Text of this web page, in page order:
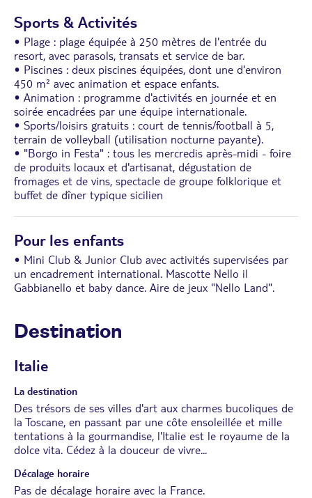
Sports & Activités
• Plage : plage équipée à 250 mètres de l'entrée du
resort, avec parasols, transats et service de bar.
• Piscines : deux piscines équipées, dont une d'environ
450 m² avec animation et espace enfants.
• Animation : programme d'activités en journée et en
soirée encadrées par une équipe internationale.
• Sports/loisirs gratuits : court de tennis/football à 5,
terrain de volleyball (utilisation nocturne payante).
• "Borgo in Festa" : tous les mercredis après-midi - foire
de produits locaux et d'artisanat, dégustation de
fromages et de vins, spectacle de groupe folklorique et
buffet de dîner typique sicilien
Pour les enfants
• Mini Club & Junior Club avec activités supervisées par
un encadrement international. Mascotte Nello il
Gabbianello et baby dance. Aire de jeux "Nello Land".
Destination
Italie
La destination
Des trésors de ses villes d'art aux charmes bucoliques de
la Toscane, en passant par une côte ensoleillée et mille
tentations à la gourmandise, l'Italie est le royaume de la
dolce vita. Cédez à la douceur de vivre...
Décalage horaire
Pas de décalage horaire avec la France.